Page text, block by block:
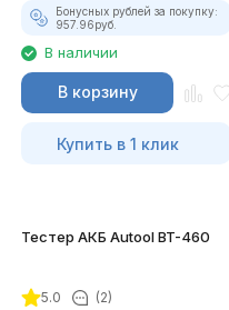
Бонусных рублей за покупку:
957.96руб.
В наличии
В корзину
Купить в 1 клик
Тестер АКБ Autool BT-460
5.0 (2)